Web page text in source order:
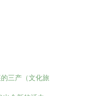
三产（文化旅